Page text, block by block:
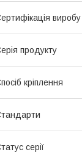
виробу
продукту
кріплення
серії